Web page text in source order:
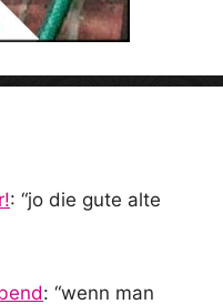
: “jo die gute alte
: “wenn man